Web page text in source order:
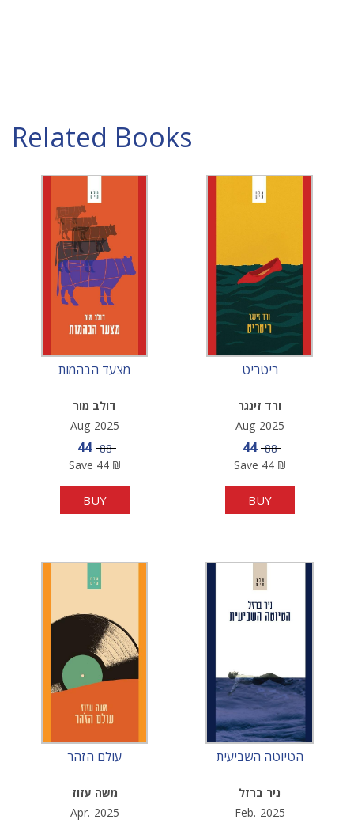
Related Books
מצעד הבהמות
דולב מור
Aug-2025
Sale price
44 Price
88
Save 44₪
BUY
ריטריט
ורד זינגר
Aug-2025
Sale price
44 Price
88
Save 44₪
BUY
עולם הזהר
משה עזוז
Apr.-2025
הטיוטה השביעית
ניר ברזל
Feb.-2025